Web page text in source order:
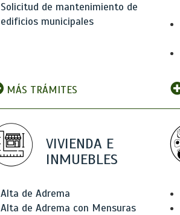
Solicitud de mantenimiento de
edificios municipales
MÁS TRÁMITES
VIVIENDA E
INMUEBLES
Alta de Adrema
Alta de Adrema con Mensuras